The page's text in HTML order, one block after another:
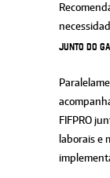
junto do
FIFPRO
laborais e